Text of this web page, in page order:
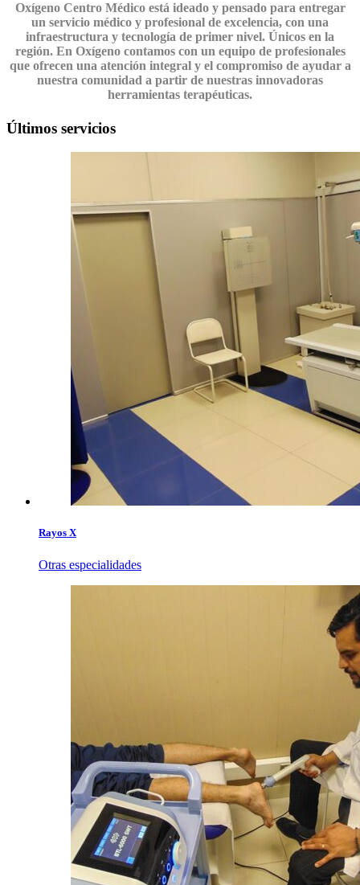
Oxígeno Centro Médico está ideado y pensado para entregar
un servicio médico y profesional de excelencia, con una
infraestructura y tecnología de primer nivel. Únicos en la
región. En Oxígeno contamos con un equipo de profesionales
que ofrecen una atención integral y el compromiso de ayudar a
nuestra comunidad a partir de nuestras innovadoras
herramientas terapéuticas.
Últimos servicios
Rayos X
Otras especialidades